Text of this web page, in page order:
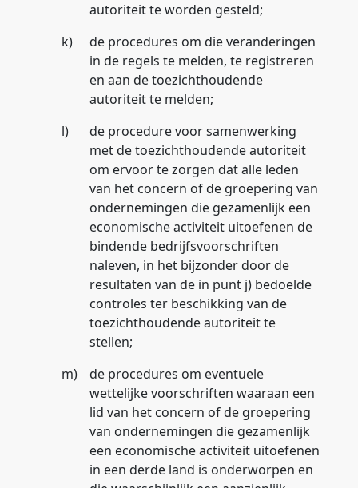
autoriteit te worden gesteld;
k)
de procedures om die veranderingen
in de regels te melden, te registreren
en aan de toezichthoudende
autoriteit te melden;
l)
de procedure voor samenwerking
met de toezichthoudende autoriteit
om ervoor te zorgen dat alle leden
van het concern of de groepering van
ondernemingen die gezamenlijk een
economische activiteit uitoefenen de
bindende bedrijfsvoorschriften
naleven, in het bijzonder door de
resultaten van de in punt j) bedoelde
controles ter beschikking van de
toezichthoudende autoriteit te
stellen;
m)
de procedures om eventuele
wettelijke voorschriften waaraan een
lid van het concern of de groepering
van ondernemingen die gezamenlijk
een economische activiteit uitoefenen
in een derde land is onderworpen en